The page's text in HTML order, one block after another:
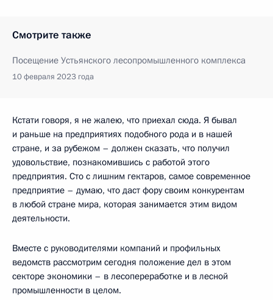
Смотрите также
Посещение Устьянского лесопромышленного комплекса
10 февраля 2023 года
Кстати говоря, я не жалею, что приехал сюда. Я бывал
и раньше на предприятиях подобного рода и в нашей
стране, и за рубежом – должен сказать, что получил
удовольствие, познакомившись с работой этого
предприятия. Сто с лишним гектаров, самое современное
предприятие – думаю, что даст фору своим конкурентам
в любой стране мира, которая занимается этим видом
деятельности.
Вместе с руководителями компаний и профильных
ведомств рассмотрим сегодня положение дел в этом
секторе экономики – в лесопереработке и в лесной
промышленности в целом.